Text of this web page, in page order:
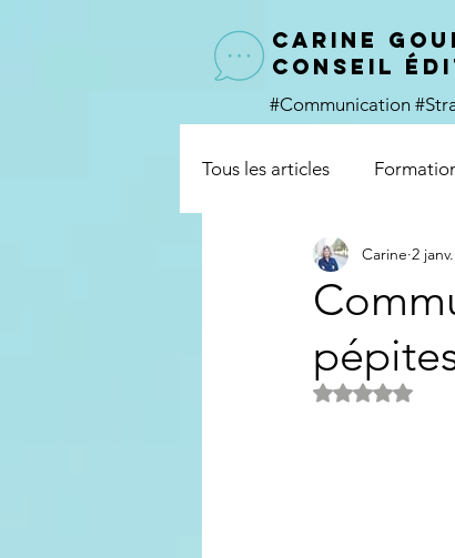
CARINE
conseil
#Communication
Tous les articles
Carine 2
Noté NaN